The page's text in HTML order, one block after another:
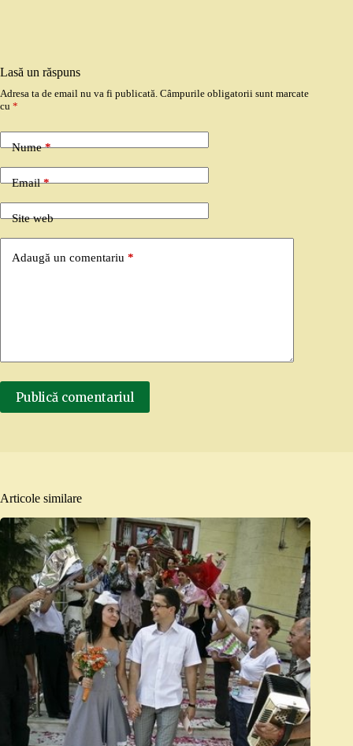
Lasă un răspuns
Adresa ta de email nu va fi publicată. Câmpurile obligatorii sunt marcate
cu *
Nume*
Email*
Site web
Adaugă un comentariu *
Publică comentariul
Articole similare